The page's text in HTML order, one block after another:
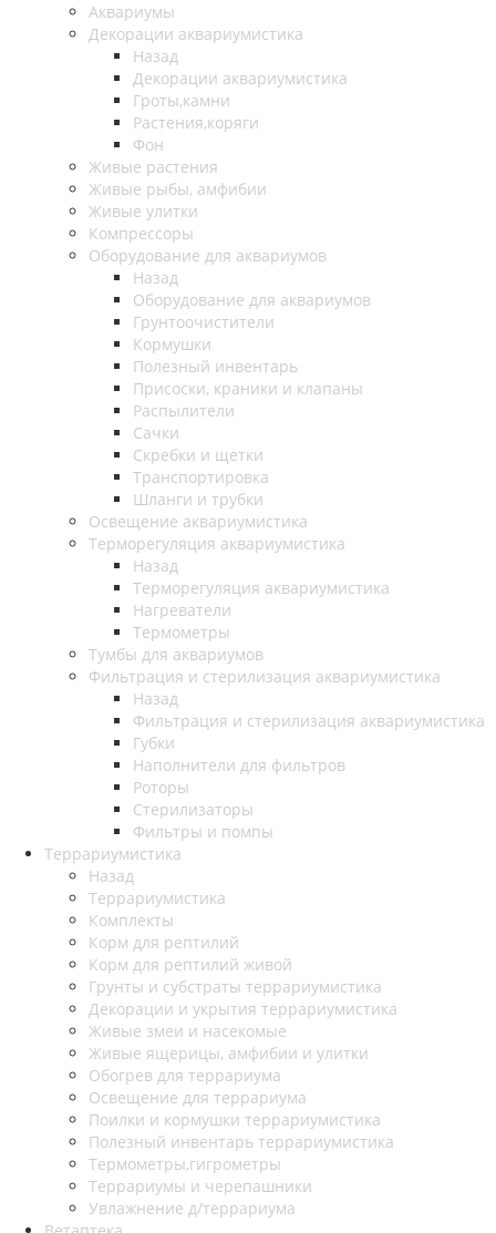
Аквариумы
Декорации аквариумистика
Назад
Декорации аквариумистика
Гроты,камни
Растения,коряги
Фон
Живые растения
Живые рыбы, амфибии
Живые улитки
Компрессоры
Оборудование для аквариумов
Назад
Оборудование для аквариумов
Грунтоочистители
Кормушки
Полезный инвентарь
Присоски, краники и клапаны
Распылители
Сачки
Скребки и щетки
Транспортировка
Шланги и трубки
Освещение аквариумистика
Терморегуляция аквариумистика
Назад
Терморегуляция аквариумистика
Нагреватели
Термометры
Тумбы для аквариумов
Фильтрация и стерилизация аквариумистика
Назад
Фильтрация и стерилизация аквариумистика
Губки
Наполнители для фильтров
Роторы
Стерилизаторы
Фильтры и помпы
Террариумистика
Назад
Террариумистика
Комплекты
Корм для рептилий
Корм для рептилий живой
Грунты и субстраты террариумистика
Декорации и укрытия террариумистика
Живые змеи и насекомые
Живые ящерицы, амфибии и улитки
Обогрев для террариума
Освещение для террариума
Поилки и кормушки террариумистика
Полезный инвентарь террариумистика
Термометры,гигрометры
Террариумы и черепашники
Увлажнение д/террариума